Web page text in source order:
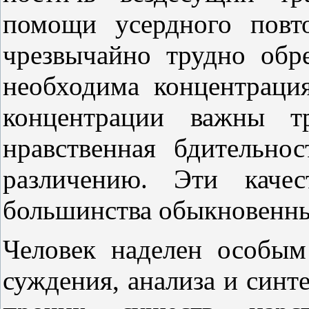
помощи усердного
чрезвычайно трудно
необходима
концентрации важны
нравственная
различению. Эти
большинства
Человек наделен
суждения, анализа и